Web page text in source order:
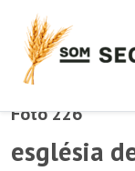
Foto 226
església